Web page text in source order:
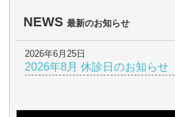
NEWS 最新のお知らせ
2026年6月25日
2026年8月 休診日のお知らせ